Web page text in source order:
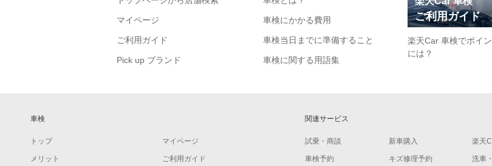
マイページ
ご利用ガイド
Pick up ブランド
車検にかかる費用
車検当日までに準備すること
車検に関する用語集
ご利用ガイド
楽天Car 車検でポイ
には？
車検
トップ マイページ
メリット ご利用ガイド
関連サービス
試乗・商談 新車購入 楽天
車検予約 キズ修理予約
洗車